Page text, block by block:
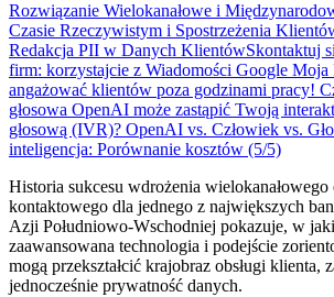
Rozwiązanie Wielokanałowe i
Czasie Rzeczywistym i Spostrzeżenia
Redakcja PII w Danych KlientówSkontaktuj
firm: korzystajcie z Wiadomości Google Moja
angażować klientów poza godzinami pracy!
głosowa OpenAI może zastąpić Twoją
głosową (IVR)? OpenAI vs. Człowiek vs.
inteligencja: Porównanie kosztów (5/5)
Historia sukcesu wdrożenia wielokanałowego
kontaktowego dla jednego z największych
Azji Południowo-Wschodniej pokazuje, w
zaawansowana technologia i podejście
mogą przekształcić krajobraz obsługi klienta,
jednocześnie prywatność danych.